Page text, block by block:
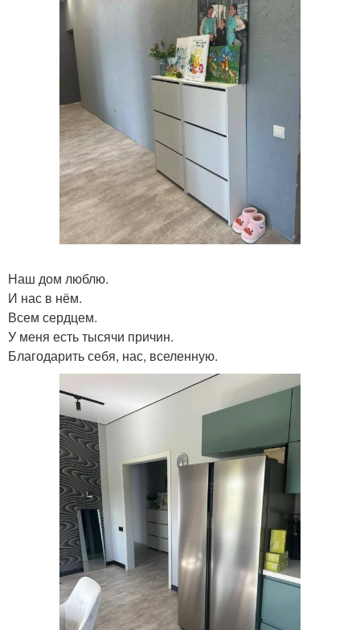
Наш дом люблю.
И нас в нём.
Всем сердцем.
У меня есть тысячи причин.
Благодарить себя, нас, вселенную.